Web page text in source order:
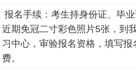
报名手续：考生持身份证、毕
近期免冠二寸彩色照片5张，到
习中心，审验报名资格，填写
费。